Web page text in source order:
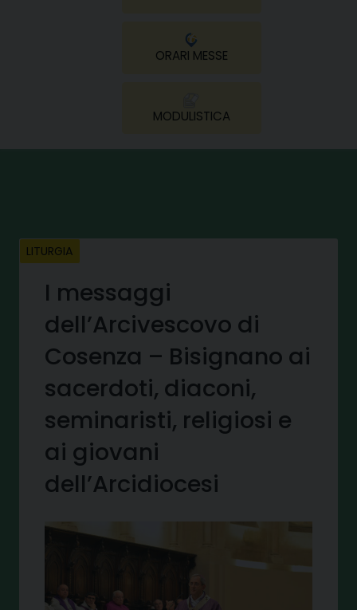
ORARI MESSE
MODULISTICA
LITURGIA
I messaggi
dell’Arcivescovo di
Cosenza – Bisignano ai
sacerdoti, diaconi,
seminaristi, religiosi e
ai giovani
dell’Arcidiocesi